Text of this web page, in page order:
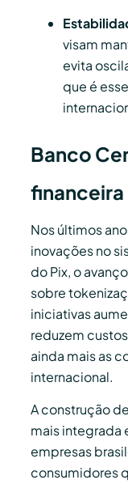
visam
evita
que é
Banco
financeira
Nos últimos
inovações no
do Pix, o
sobre
iniciativas
reduzem
ainda mais as
internacional.
A construção
mais integrada
empresas
consumidores